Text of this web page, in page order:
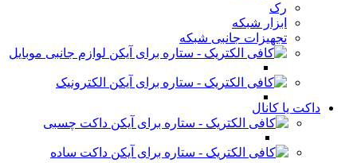
رک
ابزار شبکه
تجهیزات جانبی شبکه
لوازم جانبی موبایل
الکترونیک
داکت یا کانال
داکت چسبی
داکت ساده